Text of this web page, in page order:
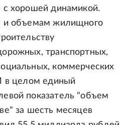
с хорошей динамикой.
и объемам жилищного
транспортных,
коммерческих
в целом единый
показатель "объем
за шесть месяцев